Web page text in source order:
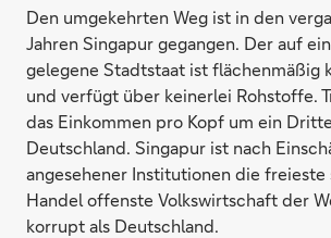
Den umgekehrten Weg ist in den
Jahren Singapur gegangen. Der auf
gelegene Stadtstaat ist flächenmäßig
und verfügt über keinerlei Rohstoffe.
das Einkommen pro Kopf um ein
Deutschland. Singapur ist nach
angesehener Institutionen die
Handel offenste Volkswirtschaft der
korrupt als Deutschland.